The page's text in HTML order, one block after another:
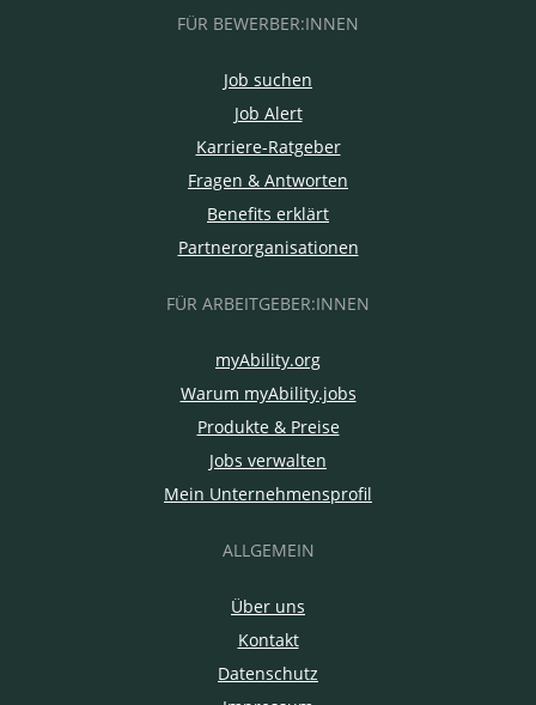
FÜR BEWERBER:INNEN
Job suchen
Job Alert
Karriere-Ratgeber
Fragen & Antworten
Benefits erklärt
Partnerorganisationen
FÜR ARBEITGEBER:INNEN
myAbility.org
Warum myAbility.jobs
Produkte & Preise
Jobs verwalten
Mein Unternehmensprofil
ALLGEMEIN
Über uns
Kontakt
Datenschutz